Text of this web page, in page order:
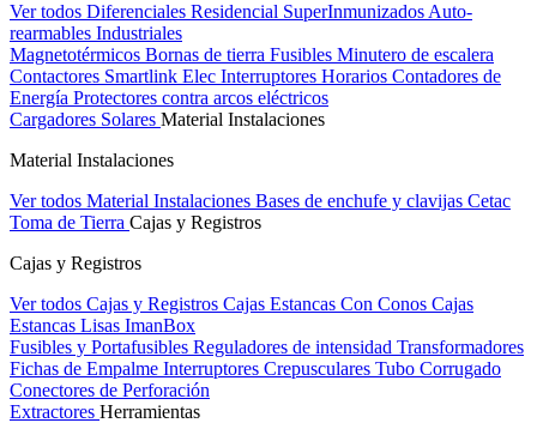
Ver todos Diferenciales Residencial SuperInmunizados Auto-
rearmables Industriales
Magnetotérmicos Bornas de tierra Fusibles Minutero de escalera
Contactores Smartlink Elec Interruptores Horarios Contadores de
Energía Protectores contra arcos eléctricos
Cargadores Solares Material Instalaciones
Material Instalaciones
Ver todos Material Instalaciones Bases de enchufe y clavijas Cetac
Toma de Tierra Cajas y Registros
Cajas y Registros
Ver todos Cajas y Registros Cajas Estancas Con Conos Cajas
Estancas Lisas ImanBox
Fusibles y Portafusibles Reguladores de intensidad Transformadores
Fichas de Empalme Interruptores Crepusculares Tubo Corrugado
Conectores de Perforación
Extractores Herramientas